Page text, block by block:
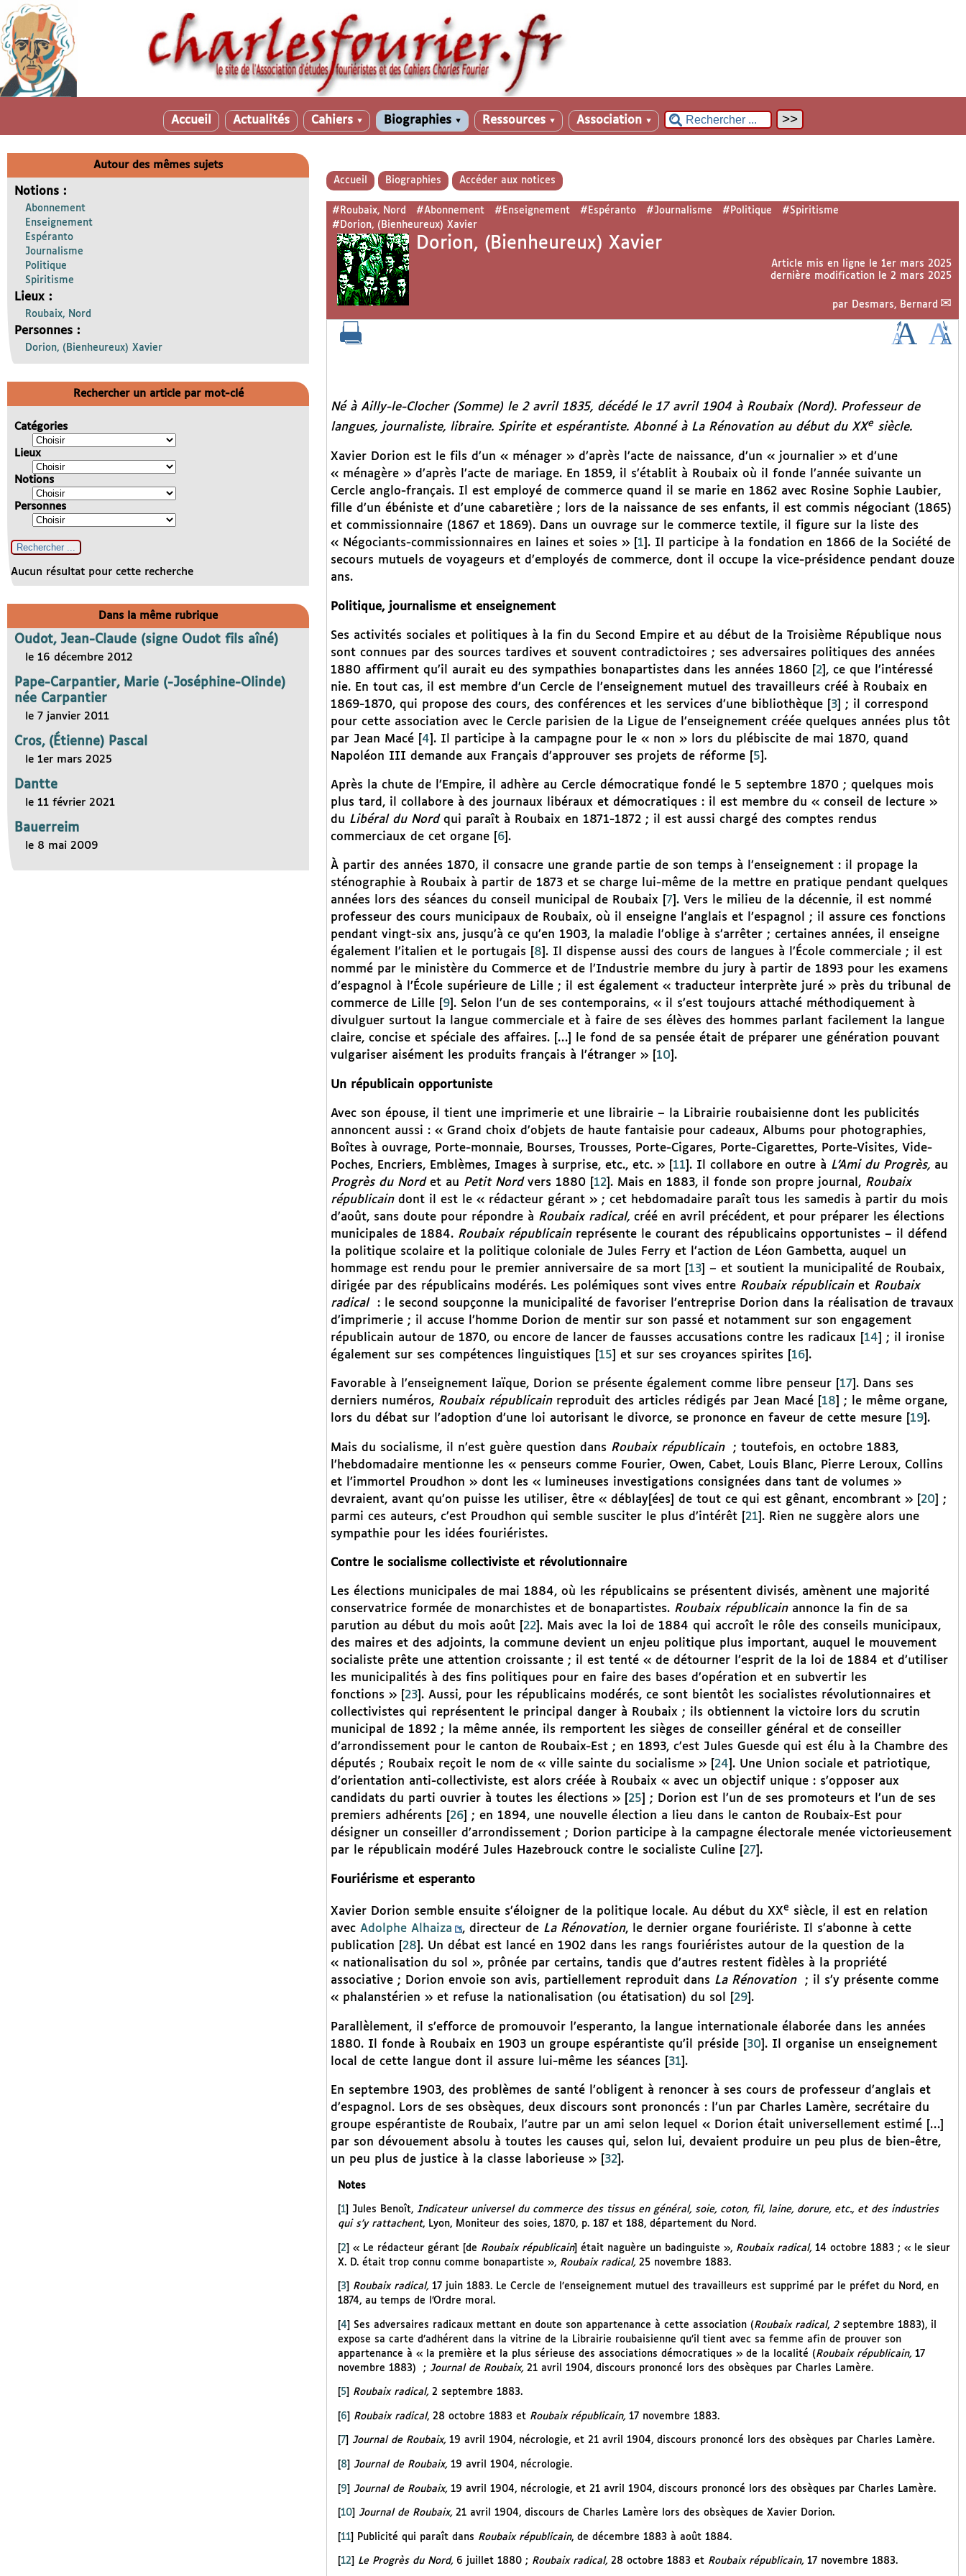
Accueil Actualités Cahiers ▼ Biographies ▼ Ressources ▼ Association ▼
Accueil Biographies Accéder aux notices
#Roubaix, Nord #Abonnement #Enseignement #Espéranto #Journalisme #Politique
#Spiritisme
#Dorion, (Bienheureux) Xavier
Dorion, (Bienheureux) Xavier
Article mis en ligne le 1er mars 2025
dernière modification le 2 mars 2025
par Desmars, Bernard
Né à Ailly-le-Clocher (Somme) le 2 avril 1835, décédé le 17 avril 1904 à Roubaix (Nord). Professeur de
langues, journaliste, libraire. Spirite et espérantiste. Abonné à La Rénovation au début du XXesiècle.
Xavier Dorion est le fils d’un « ménager » d’après l’acte de naissance, d’un « journalier » et d’une
« ménagère » d’après l’acte de mariage. En 1859, il s’établit à Roubaix où il fonde l’année suivante un
Cercle anglo-français. Il est employé de commerce quand il se marie en 1862 avec Rosine Sophie Laubier,
fille d’un ébéniste et d’une cabaretière ; lors de la naissance de ses enfants, il est commis négociant (1865)
et commissionnaire (1867 et 1869). Dans un ouvrage sur le commerce textile, il figure sur la liste des
« Négociants-commissionnaires en laines et soies »[ 1 . Il participe à la fondation en 1866 de la Société de
secours mutuels de voyageurs et d’employés de commerce, dont il occupe la vice-présidence pendant douze
ans.
Politique, journalisme et enseignement
Ses activités sociales et politiques à la fin du Second Empire et au début de la Troisième République nous
sont connues par des sources tardives et souvent contradictoires ; ses adversaires politiques des années
1880 affirment qu’il aurait eu des sympathies bonapartistes dans les années 1860[ 2] , ce que l’intéressé
nie. En tout cas, il est membre d’un Cercle de l’enseignement mutuel des travailleurs créé à Roubaix en
1869-1870, qui propose des cours, des conférences et les services d’une bibliothèque[ 3]
; il correspond
pour cette association avec le Cercle parisien de la Ligue de l’enseignement créée quelques années plus tôt
par Jean Macé[ 4 . Il participe à la campagne pour le « non » lors du plébiscite de mai 1870, quand
Napoléon III demande aux Français d’approuver ses projets de réforme[ 5 .
Après la chute de l’Empire, il adhère au Cercle démocratique fondé le 5 septembre 1870 ; quelques mois
plus tard, il collabore à des journaux libéraux et démocratiques : il est membre du « conseil de lecture »
du Libéral du Nord qui paraît à Roubaix en 1871-1872 ; il est aussi chargé des comptes rendus
commerciaux de cet organe[ 6] .
À partir des années 1870, il consacre une grande partie de son temps à l’enseignement : il propage la
sténographie à Roubaix à partir de 1873 et se charge lui-même de la mettre en pratique pendant quelques
années lors des séances du conseil municipal de Roubaix
7 . Vers le milieu de la décennie, il est nommé
professeur des cours municipaux de Roubaix, où il enseigne l’anglais et l’espagnol ; il assure ces fonctions
pendant vingt-six ans, jusqu’à ce qu’en 1903, la maladie l’oblige à s’arrêter ; certaines années, il enseigne
également l’italien et le portugais
8 . Il dispense aussi des cours de langues à l’École commerciale ; il est
nommé par le ministère du Commerce et de l’Industrie membre du jury à partir de 1893 pour les examens
d’espagnol à l’École supérieure de Lille ; il est également « traducteur interprète juré » près du tribunal de
commerce de Lille[ 9] . Selon l’un de ses contemporains, « il s’est toujours attaché méthodiquement à
divulguer surtout la langue commerciale et à faire de ses élèves des hommes parlant facilement la langue
claire, concise et spéciale des affaires. […] le fond de sa pensée était de préparer une génération pouvant
vulgariser aisément les produits français à l’étranger »[ 10 .
Un républicain opportuniste
Avec son épouse, il tient une imprimerie et une librairie – la Librairie roubaisienne dont les publicités
annoncent aussi : « Grand choix d’objets de haute fantaisie pour cadeaux, Albums pour photographies,
Boîtes à ouvrage, Porte-monnaie, Bourses, Trousses, Porte-Cigares, Porte-Cigarettes, Porte-Visites, Vide-
Poches, Encriers, Emblèmes, Images à surprise, etc., etc. »[ 11 . Il collabore en outre à L’Ami du Progrès, au
Progrès du Nord et au Petit Nordvers 1880[ 12] . Mais en 1883, il fonde son propre journal, Roubaix
républicain dont il est le « rédacteur gérant » ; cet hebdomadaire paraît tous les samedis à partir du mois
d’août, sans doute pour répondre à Roubaix radical, créé en avril précédent, et pour préparer les élections
municipales de 1884. Roubaix républicain représente le courant des républicains opportunistes – il défend
la politique scolaire et la politique coloniale de Jules Ferry et l’action de Léon Gambetta, auquel un
hommage est rendu pour le premier anniversaire de sa mort[ 13]
– et soutient la municipalité de Roubaix,
dirigée par des républicains modérés. Les polémiques sont vives entre Roubaix républicain et Roubaix
radical
: le second soupçonne la municipalité de favoriser l’entreprise Dorion dans la réalisation de travaux
d’imprimerie ; il accuse l’homme Dorion de mentir sur son passé et notamment sur son engagement
républicain autour de 1870, ou encore de lancer de fausses accusations contre les radicaux
14
; il ironise
également sur ses compétences linguistiques
15 et sur ses croyances spirites 16] .
Favorable à l’enseignement laïque, Dorion se présente également comme libre penseur[ 17 . Dans ses
derniers numéros, Roubaix républicain reproduit des articles rédigés par Jean Macé[ 18
; le même organe,
lors du débat sur l’adoption d’une loi autorisant le divorce, se prononce en faveur de cette mesure[ 19] .
Mais du socialisme, il n’est guère question dans Roubaix républicain
; toutefois, en octobre 1883,
l’hebdomadaire mentionne les « penseurs comme Fourier, Owen, Cabet, Louis Blanc, Pierre Leroux, Collins
et l’immortel Proudhon » dont les « lumineuses investigations consignées dans tant de volumes »
devraient, avant qu’on puisse les utiliser, être « déblay[ées] de tout ce qui est gênant, encombrant »[ 20
;
parmi ces auteurs, c’est Proudhon qui semble susciter le plus d’intérêt[ 21 . Rien ne suggère alors une
sympathie pour les idées fouriéristes.
Contre le socialisme collectiviste et révolutionnaire
Les élections municipales de mai 1884, où les républicains se présentent divisés, amènent une majorité
conservatrice formée de monarchistes et de bonapartistes. Roubaix républicain annonce la fin de sa
parution au début du mois août[ 22] . Mais avec la loi de 1884 qui accroît le rôle des conseils municipaux,
des maires et des adjoints, la commune devient un enjeu politique plus important, auquel le mouvement
socialiste prête une attention croissante ; il est tenté « de détourner l’esprit de la loi de 1884 et d’utiliser
les municipalités à des fins politiques pour en faire des bases d’opération et en subvertir les
fonctions »[ 23] . Aussi, pour les républicains modérés, ce sont bientôt les socialistes révolutionnaires et
collectivistes qui représentent le principal danger à Roubaix ; ils obtiennent la victoire lors du scrutin
municipal de 1892 ; la même année, ils remportent les sièges de conseiller général et de conseiller
d’arrondissement pour le canton de Roubaix-Est ; en 1893, c’est Jules Guesde qui est élu à la Chambre des
députés ; Roubaix reçoit le nom de « ville sainte du socialisme »[ 24 . Une Union sociale et patriotique,
d’orientation anti-collectiviste, est alors créée à Roubaix « avec un objectif unique : s’opposer aux
candidats du parti ouvrier à toutes les élections »[ 25
; Dorion est l’un de ses promoteurs et l’un de ses
premiers adhérents
26]
; en 1894, une nouvelle élection a lieu dans le canton de Roubaix-Est pour
désigner un conseiller d’arrondissement ; Dorion participe à la campagne électorale menée victorieusement
par le républicain modéré Jules Hazebrouck contre le socialiste Culine[ 27 .
Fouriérisme et esperanto
Xavier Dorion semble ensuite s’éloigner de la politique locale. Au début du XXe siècle, il est en relation
avec Adolphe Alhaiza , directeur de La Rénovation, le dernier organe fouriériste. Il s’abonne à cette
publication
28 . Un débat est lancé en 1902 dans les rangs fouriéristes autour de la question de la
« nationalisation du sol », prônée par certains, tandis que d’autres restent fidèles à la propriété
associative ; Dorion envoie son avis, partiellement reproduit dans La Rénovation
; il s’y présente comme
« phalanstérien » et refuse la nationalisation (ou étatisation) du sol
29] .
Parallèlement, il s’efforce de promouvoir l’esperanto, la langue internationale élaborée dans les années
1880. Il fonde à Roubaix en 1903 un groupe espérantiste qu’il préside[ 30 . Il organise un enseignement
local de cette langue dont il assure lui-même les séances
31 .
En septembre 1903, des problèmes de santé l’obligent à renoncer à ses cours de professeur d’anglais et
d’espagnol. Lors de ses obsèques, deux discours sont prononcés : l’un par Charles Lamère, secrétaire du
groupe espérantiste de Roubaix, l’autre par un ami selon lequel « Dorion était universellement estimé […]
par son dévouement absolu à toutes les causes qui, selon lui, devaient produire un peu plus de bien-être,
un peu plus de justice à la classe laborieuse »[ 32] .
Notes
1] Jules Benoît, Indicateur universel du commerce des tissus en général, soie, coton, fil, laine, dorure, etc., et des industries
qui s’y rattachent, Lyon, Moniteur des soies, 1870, p. 187 et 188, département du Nord.
[2] « Le rédacteur gérant [de Roubaix républicain] était naguère un badinguiste », Roubaix radical, 14 octobre 1883 ; « le sieur
X. D. était trop connu comme bonapartiste », Roubaix radical, 25 novembre 1883.
3 Roubaix radical, 17 juin 1883. Le Cercle de l’enseignement mutuel des travailleurs est supprimé par le préfet du Nord, en
1874, au temps de l’Ordre moral.
[4] Ses adversaires radicaux mettant en doute son appartenance à cette association (Roubaix radical, 2 septembre 1883), il
expose sa carte d’adhérent dans la vitrine de la Librairie roubaisienne qu’il tient avec sa femme afin de prouver son
appartenance à « la première et la plus sérieuse des associations démocratiques » de la localité (Roubaix républicain, 17
novembre 1883)
; Journal de Roubaix, 21 avril 1904, discours prononcé lors des obsèques par Charles Lamère.
5] Roubaix radical, 2 septembre 1883.
[6] Roubaix radical, 28 octobre 1883 et Roubaix républicain, 17 novembre 1883.
7] Journal de Roubaix, 19 avril 1904, nécrologie, et 21 avril 1904, discours prononcé lors des obsèques par Charles Lamère.
8] Journal de Roubaix, 19 avril 1904, nécrologie.
[9] Journal de Roubaix, 19 avril 1904, nécrologie, et 21 avril 1904, discours prononcé lors des obsèques par Charles Lamère.
10] Journal de Roubaix, 21 avril 1904, discours de Charles Lamère lors des obsèques de Xavier Dorion.
[11] Publicité qui paraît dans Roubaix républicain, de décembre 1883 à août 1884.
12 Le Progrès du Nord, 6 juillet 1880 ; Roubaix radical, 28 octobre 1883 et Roubaix républicain, 17 novembre 1883.
Autour des mêmes sujets
Notions :
Abonnement
Enseignement
Espéranto
Journalisme
Politique
Spiritisme
Lieux :
Roubaix, Nord
Personnes :
Dorion, (Bienheureux) Xavier
Rechercher un article par mot-clé
Catégories
Lieux
Notions
Personnes
Aucun résultat pour cette recherche
Dans la même rubrique
Oudot, Jean-Claude (signe Oudot fils aîné)
le 16 décembre 2012
Pape-Carpantier, Marie (-Joséphine-Olinde)
née Carpantier
le 7 janvier 2011
Cros, (Étienne) Pascal
le 1er mars 2025
Dantte
le 11 février 2021
Bauerreim
le 8 mai 2009